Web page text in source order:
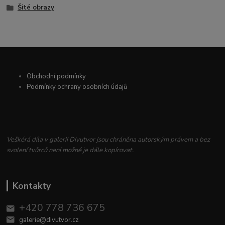
Šité obrazy
Obchodní podmínky
Podmínky ochrany osobních údajů
Veškérá díla v galerii Divutvor jsou chráněna autorským právem a bez
svolení tvůrců není možné je dále kopírovat.
Kontakty
+420 778 736 675
galerie@divutvor.cz